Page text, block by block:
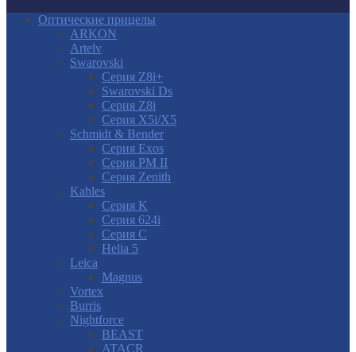
Оптические прицелы
ARKON
Artelv
Swarovski
Серия Z8i+
Swarovski Ds
Серия Z8i
Серия X5i/X5
Schmidt & Bender
Серия Exos
Серия PM II
Cерия Zenith
Kahles
Серия K
Серия 624i
Серия С
Helia 5
Leica
Magnus
Vortex
Burris
Nightforce
BEAST
ATACR